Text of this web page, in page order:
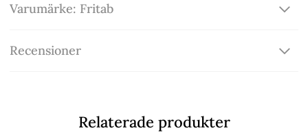
Varumärke: Fritab
Recensioner
Relaterade produkter